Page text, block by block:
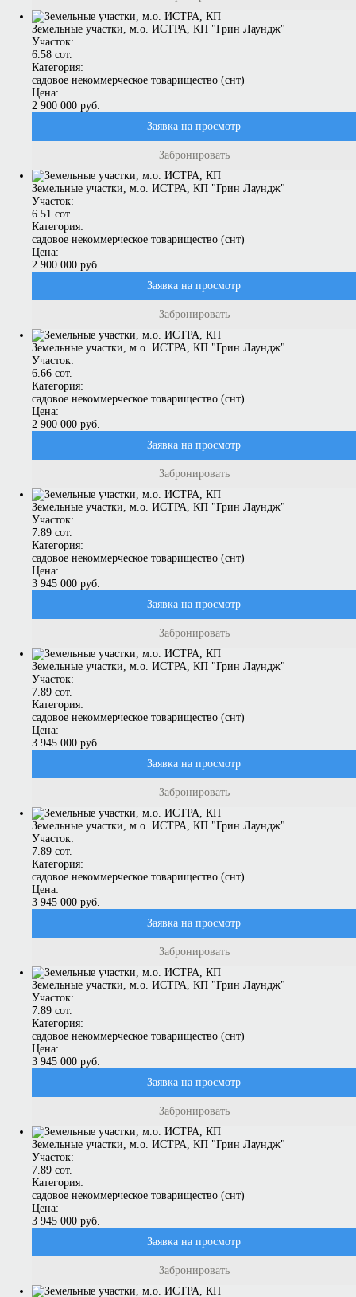
Земельные участки, м.о. ИСТРА, КП "Грин Лаундж"
Участок:
6.58 сот.
Категория:
садовое некоммерческое товарищество (снт)
Цена:
2 900 000 руб.
Заявка на просмотр
Забронировать
Земельные участки, м.о. ИСТРА, КП "Грин Лаундж"
Участок:
6.51 сот.
Категория:
садовое некоммерческое товарищество (снт)
Цена:
2 900 000 руб.
Заявка на просмотр
Забронировать
Земельные участки, м.о. ИСТРА, КП "Грин Лаундж"
Участок:
6.66 сот.
Категория:
садовое некоммерческое товарищество (снт)
Цена:
2 900 000 руб.
Заявка на просмотр
Забронировать
Земельные участки, м.о. ИСТРА, КП "Грин Лаундж"
Участок:
7.89 сот.
Категория:
садовое некоммерческое товарищество (снт)
Цена:
3 945 000 руб.
Заявка на просмотр
Забронировать
Земельные участки, м.о. ИСТРА, КП "Грин Лаундж"
Участок:
7.89 сот.
Категория:
садовое некоммерческое товарищество (снт)
Цена:
3 945 000 руб.
Заявка на просмотр
Забронировать
Земельные участки, м.о. ИСТРА, КП "Грин Лаундж"
Участок:
7.89 сот.
Категория:
садовое некоммерческое товарищество (снт)
Цена:
3 945 000 руб.
Заявка на просмотр
Забронировать
Земельные участки, м.о. ИСТРА, КП "Грин Лаундж"
Участок:
7.89 сот.
Категория:
садовое некоммерческое товарищество (снт)
Цена:
3 945 000 руб.
Заявка на просмотр
Забронировать
Земельные участки, м.о. ИСТРА, КП "Грин Лаундж"
Участок:
7.89 сот.
Категория:
садовое некоммерческое товарищество (снт)
Цена:
3 945 000 руб.
Заявка на просмотр
Забронировать